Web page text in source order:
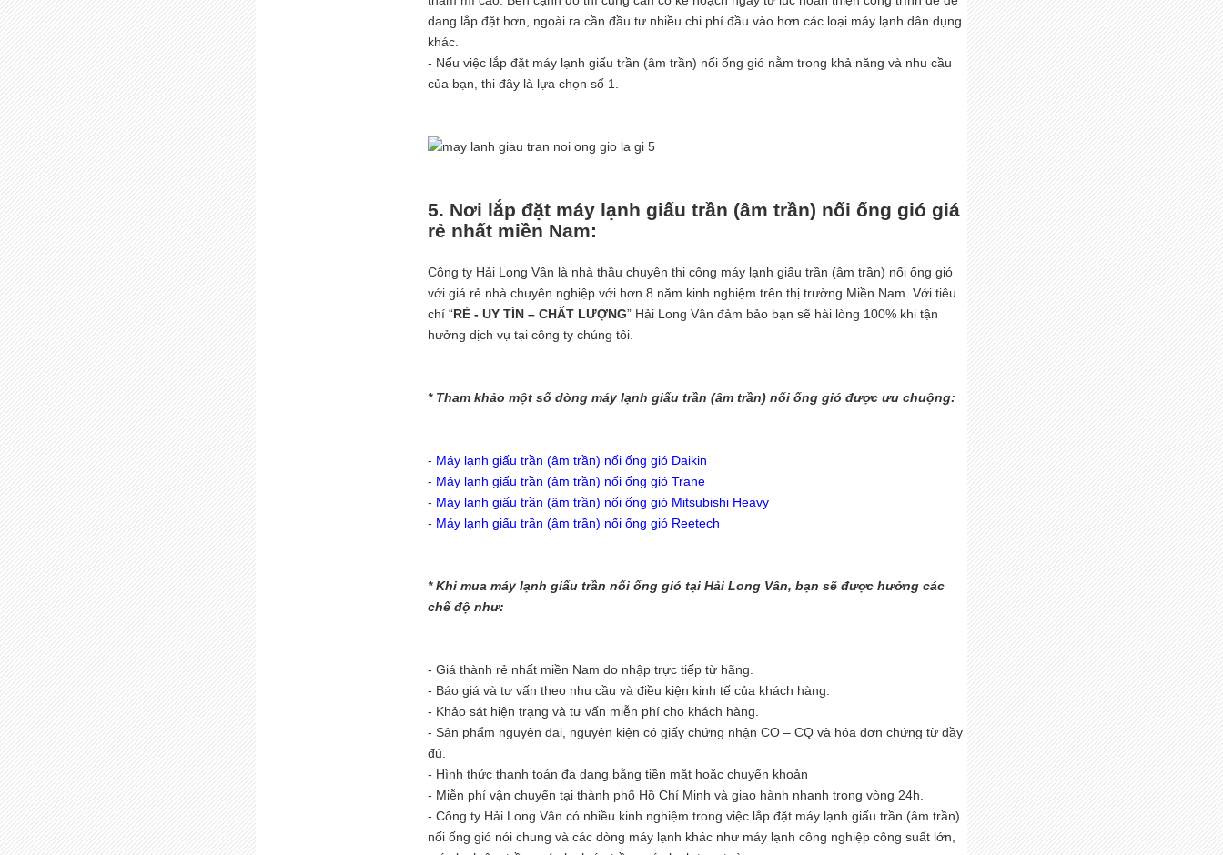
dang lắp đặt hơn, ngoài ra cần đầu tư nhiều chi phí đầu vào hơn các loại máy lạnh dân dụng
khác.
- Nếu việc lắp đặt máy lạnh giấu trần (âm trần) nối ống gió nằm trong khả năng và nhu cầu
của bạn, thi đây là lựa chọn số 1.
5. Nơi lắp đặt máy lạnh giấu trần (âm trần) nối ống gió giá
rẻ nhất miền Nam:
Công ty Hải Long Vân là nhà thầu chuyên thi công máy lạnh giấu trần (âm trần) nối ống gió
với giá rẻ nhà chuyên nghiệp với hơn 8 năm kinh nghiệm trên thị trường Miền Nam. Với tiêu
chí “RẺ - UY TÍN – CHẤT LƯỢNG” Hải Long Vân đảm bảo bạn sẽ hài lòng 100% khi tận
hưởng dịch vụ tại công ty chúng tôi.
* Tham khảo một số dòng máy lạnh giấu trần (âm trần) nối ống gió được ưu chuộng:
- Máy lạnh giấu trần (âm trần) nối ống gió Daikin
- Máy lạnh giấu trần (âm trần) nối ống gió Trane
- Máy lạnh giấu trần (âm trần) nối ống gió Mitsubishi Heavy
- Máy lạnh giấu trần (âm trần) nối ống gió Reetech
* Khi mua máy lạnh giấu trần nối ống gió tại Hải Long Vân, bạn sẽ được hưởng các
chế độ như:
- Giá thành rẻ nhất miền Nam do nhập trực tiếp từ hãng.
- Báo giá và tư vấn theo nhu cầu và điều kiện kinh tế của khách hàng.
- Khảo sát hiện trạng và tư vấn miễn phí cho khách hàng.
- Sản phẩm nguyên đai, nguyên kiện có giấy chứng nhận CO – CQ và hóa đơn chứng từ đầy
đủ.
- Hình thức thanh toán đa dạng bằng tiền mặt hoặc chuyển khoản
- Miễn phí vận chuyển tại thành phố Hồ Chí Minh và giao hành nhanh trong vòng 24h.
- Công ty Hải Long Vân có nhiều kinh nghiệm trong việc lắp đặt máy lạnh giấu trần (âm trần)
nối ống gió nói chung và các dòng máy lạnh khác như máy lạnh công nghiệp công suất lớn,